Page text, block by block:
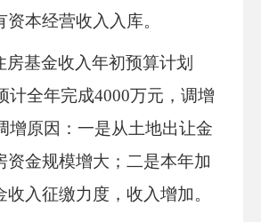
本经营收入入库。
基金收入年初预算计划
计全年完成4000万元，调增
增原因：一是从土地出让金
资金规模增大 ；二是本年加
收入征缴力度，收入增加。